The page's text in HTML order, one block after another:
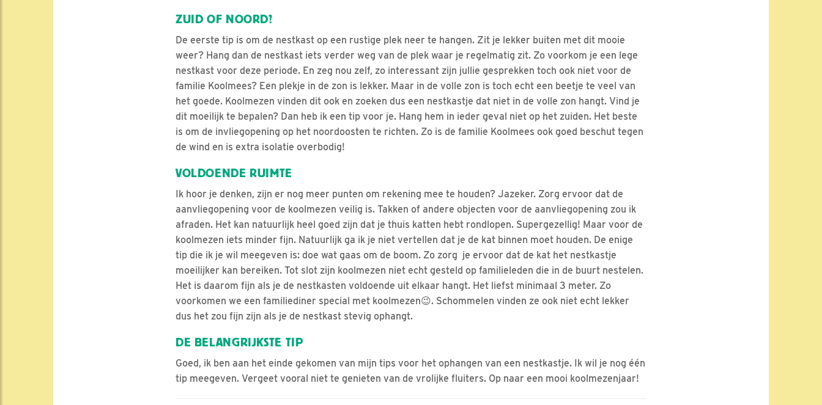
ZUID OF NOORD?
De eerste tip is om de nestkast op een rustige plek neer te hangen. Zit je lekker buiten met dit mooie
weer? Hang dan de nestkast iets verder weg van de plek waar je regelmatig zit. Zo voorkom je een lege
nestkast voor deze periode. En zeg nou zelf, zo interessant zijn jullie gesprekken toch ook niet voor de
familie Koolmees? Een plekje in de zon is lekker. Maar in de volle zon is toch echt een beetje te veel van
het goede. Koolmezen vinden dit ook en zoeken dus een nestkastje dat niet in de volle zon hangt. Vind je
dit moeilijk te bepalen? Dan heb ik een tip voor je. Hang hem in ieder geval niet op het zuiden. Het beste
is om de invliegopening op het noordoosten te richten. Zo is de familie Koolmees ook goed beschut tegen
de wind en is extra isolatie overbodig!
VOLDOENDE RUIMTE
Ik hoor je denken, zijn er nog meer punten om rekening mee te houden? Jazeker. Zorg ervoor dat de
aanvliegopening voor de koolmezen veilig is. Takken of andere objecten voor de aanvliegopening zou ik
afraden. Het kan natuurlijk heel goed zijn dat je thuis katten hebt rondlopen. Supergezellig! Maar voor de
koolmezen iets minder fijn. Natuurlijk ga ik je niet vertellen dat je de kat binnen moet houden. De enige
tip die ik je wil meegeven is: doe wat gaas om de boom. Zo zorg je ervoor dat de kat het nestkastje
moeilijker kan bereiken. Tot slot zijn koolmezen niet echt gesteld op familieleden die in de buurt nestelen.
Het is daarom fijn als je de nestkasten voldoende uit elkaar hangt. Het liefst minimaal 3 meter. Zo
voorkomen we een familiediner special met koolmezen😉. Schommelen vinden ze ook niet echt lekker
dus het zou fijn zijn als je de nestkast stevig ophangt.
DE BELANGRIJKSTE TIP
Goed, ik ben aan het einde gekomen van mijn tips voor het ophangen van een nestkastje. Ik wil je nog één
tip meegeven. Vergeet vooral niet te genieten van de vrolijke fluiters. Op naar een mooi koolmezenjaar!